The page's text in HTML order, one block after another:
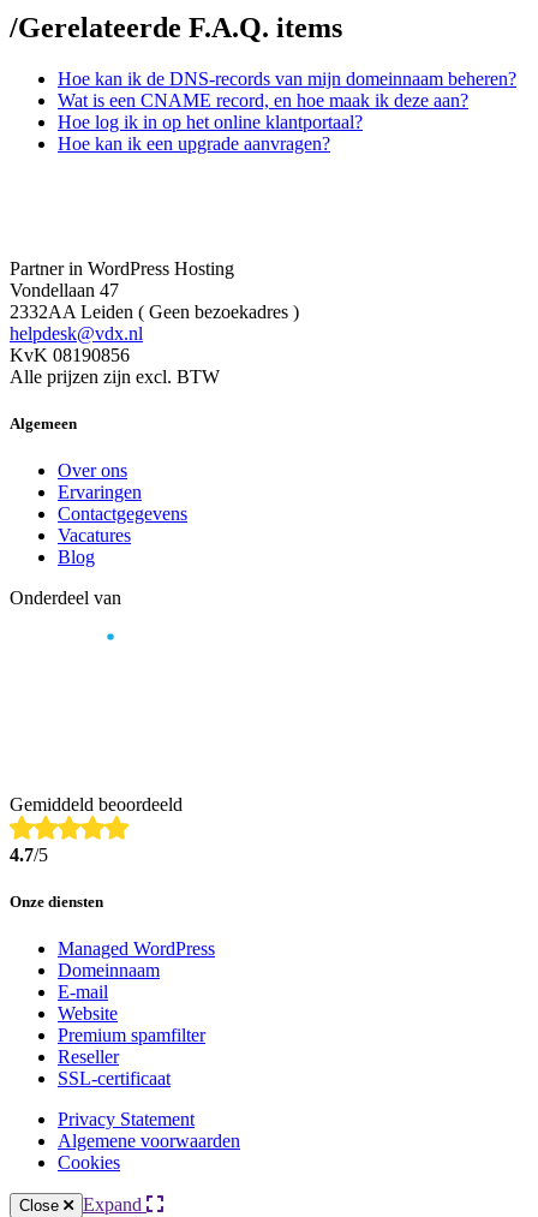
/Gerelateerde F.A.Q. items
Hoe kan ik de DNS-records van mijn domeinnaam beheren?
Wat is een CNAME record, en hoe maak ik deze aan?
Hoe log ik in op het online klantportaal?
Hoe kan ik een upgrade aanvragen?
Partner in WordPress Hosting
Vondellaan 47
2332AA Leiden ( Geen bezoekadres )
helpdesk@vdx.nl
KvK 08190856
Alle prijzen zijn excl. BTW
Algemeen
Over ons
Ervaringen
Contactgegevens
Vacatures
Blog
Onderdeel van
Gemiddeld beoordeeld
4.7/5
Onze diensten
Managed WordPress
Domeinnaam
E-mail
Website
Premium spamfilter
Reseller
SSL-certificaat
Privacy Statement
Algemene voorwaarden
Cookies
Close Expand